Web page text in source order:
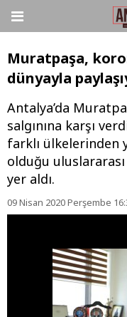
Muratpaşa,
dünyayla
Antalya’da
salgınına karşı
farklı ülkelerinden
olduğu
yer aldı.
09 Nisan 2020 Perşembe